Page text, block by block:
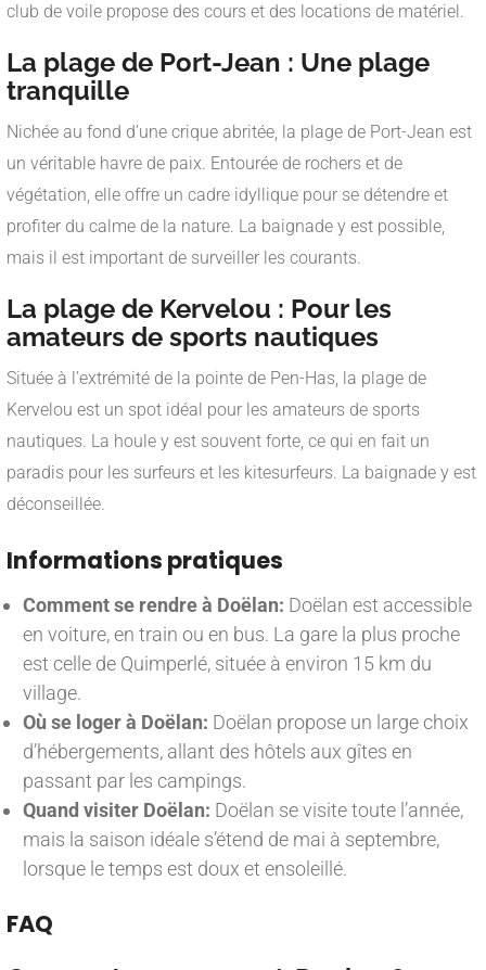
club de voile propose des cours et des locations de matériel.
La plage de Port-Jean : Une plage
tranquille
Nichée au fond d’une crique abritée, la plage de Port-Jean est
un véritable havre de paix. Entourée de rochers et de
végétation, elle offre un cadre idyllique pour se détendre et
profiter du calme de la nature. La baignade y est possible,
mais il est important de surveiller les courants.
La plage de Kervelou : Pour les
amateurs de sports nautiques
Située à l’extrémité de la pointe de Pen-Has, la plage de
Kervelou est un spot idéal pour les amateurs de sports
nautiques. La houle y est souvent forte, ce qui en fait un
paradis pour les surfeurs et les kitesurfeurs. La baignade y est
déconseillée.
Informations pratiques
Comment se rendre à Doëlan: Doëlan est accessible
en voiture, en train ou en bus. La gare la plus proche
est celle de Quimperlé, située à environ 15 km du
village.
Où se loger à Doëlan: Doëlan propose un large choix
d’hébergements, allant des hôtels aux gîtes en
passant par les campings.
Quand visiter Doëlan: Doëlan se visite toute l’année,
mais la saison idéale s’étend de mai à septembre,
lorsque le temps est doux et ensoleillé.
FAQ